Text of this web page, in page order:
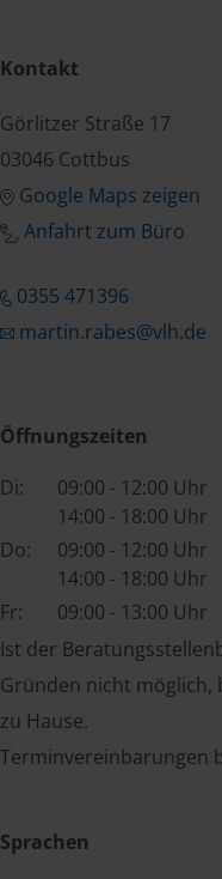
Kontakt
Görlitzer Straße 17
03046 Cottbus
Google Maps zeigen
Anfahrt zum Büro
0355 471396
martin.rabes@vlh.de
Öffnungszeiten
Di:
09:00 - 12:00 Uhr
14:00 - 18:00 Uhr
Do:
09:00 - 12:00 Uhr
14:00 - 18:00 Uhr
Fr:
09:00 - 13:00 Uhr
Ist der
Gründen nicht möglich,
zu Hause.
Terminvereinbarungen
Sprachen